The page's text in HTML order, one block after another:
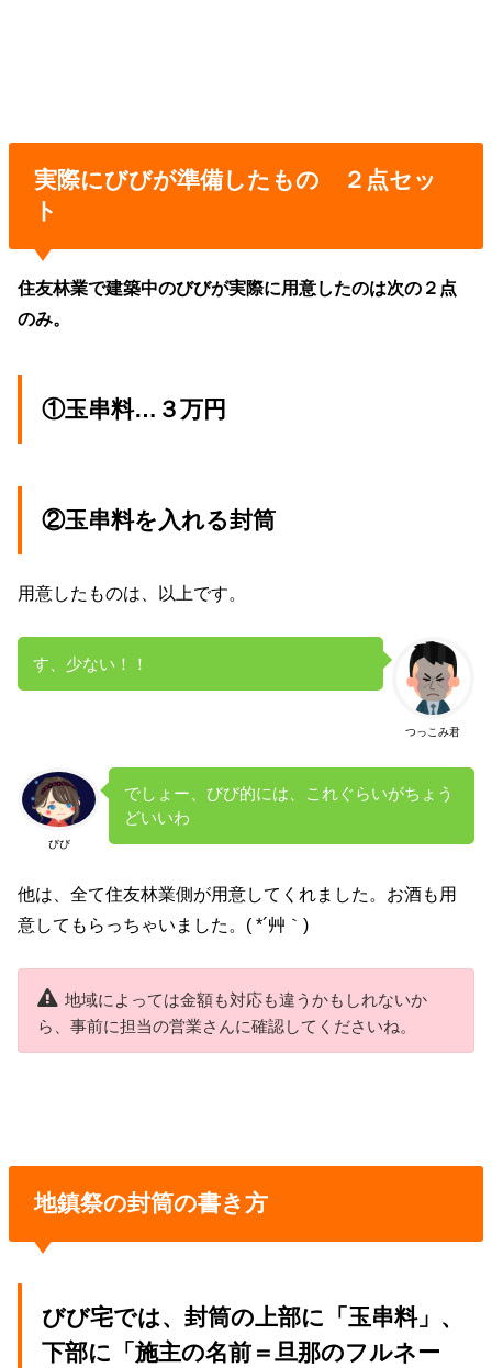
実際にびびが準備したもの ２点セッ
ト
住友林業で建築中のびびが実際に用意したのは次の２点
のみ。
①玉串料…３万円
②玉串料を入れる封筒
用意したものは、以上です。
つっこみ君
す、少ない！！
びび
でしょー、びび的には、これぐらいがちょう
どいいわ
他は、全て住友林業側が用意してくれました。お酒も用
意してもらっちゃいました。( *´艸｀)
地域によっては金額も対応も違うかもしれないか
ら、事前に担当の営業さんに確認してくださいね。
地鎮祭の封筒の書き方
びび宅では、封筒の上部に「玉串料」、
下部に「施主の名前＝旦那のフルネー